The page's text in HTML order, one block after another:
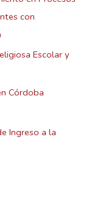
con
Escolar y
Córdoba
Ingreso a la